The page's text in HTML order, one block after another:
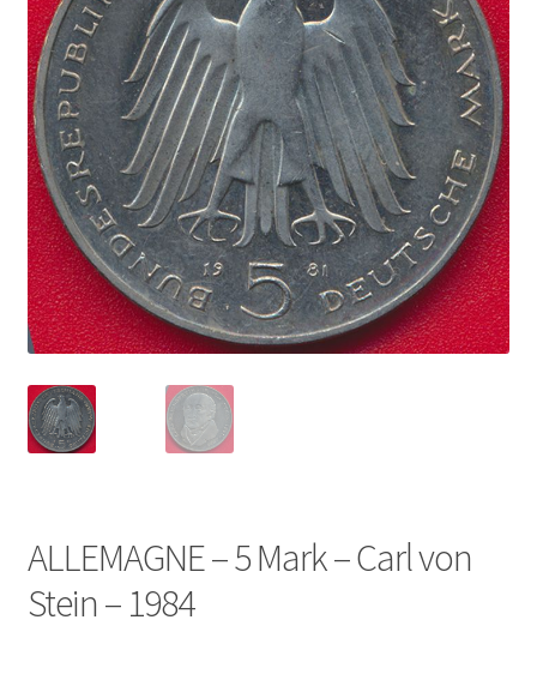
ALLEMAGNE – 5 Mark – Carl von
Stein – 1984